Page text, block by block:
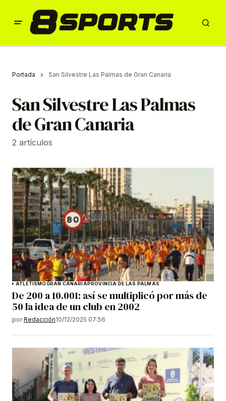
Portada San Silvestre Las Palmas de Gran Canaria
San Silvestre Las Palmas
de Gran Canaria
2 artículos
ATLETISMOGRAN CANARIAPROVINCIA DE LAS PALMAS
De 200 a 10.001: así se multiplicó por más de
50 la idea de un club en 2002
por Redacción10/12/2025 07:56